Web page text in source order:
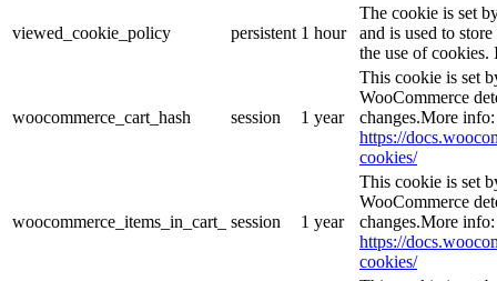
viewed_cookie_policy persistent 1 hour
The cookie is set
and is used to
the use of cookies.
woocommerce_cart_hash session 1 year
This cookie is set
WooCommerce
changes.More info:
https://
cookies/
woocommerce_items_in_cart_ session 1 year
This cookie is set
WooCommerce
changes.More info:
https://
cookies/